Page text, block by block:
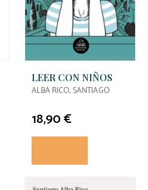
LEER CON NIÑOS
ALBA RICO, SANTIAGO
18,90 €